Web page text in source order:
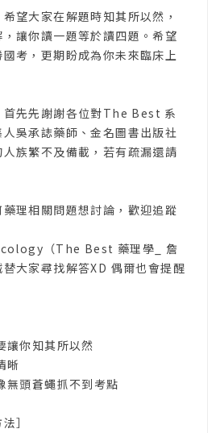
大家在解題時知其所以然，
讓你讀一題等於讀四題。希望
考，更期盼成為你未來臨床上
先先謝謝各位對The Best 系
吳承誌藥師、金名圖書出版社
族繁不及備載，若有疏漏還請
理相關問題想討論，歡迎追蹤
（The Best 藥理學_ 詹
大家尋找解答XD 偶爾也會提醒
讓你知其所以然
晰
無頭蒼蠅抓不到考點
］